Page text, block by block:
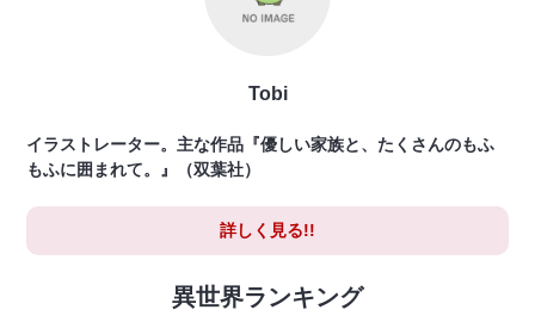
Tobi
イラストレーター。主な作品『優しい家族と、たくさんのもふ
もふに囲まれて。』（双葉社）
詳しく見る!!
異世界ランキング